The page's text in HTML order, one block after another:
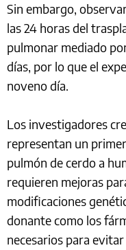
Sin embargo,
las 24 horas del
pulmonar mediado
días, por lo que el
noveno día.
Los investigadores
representan un
pulmón de cerdo a
requieren mejoras
modificaciones
donante como los
necesarios para